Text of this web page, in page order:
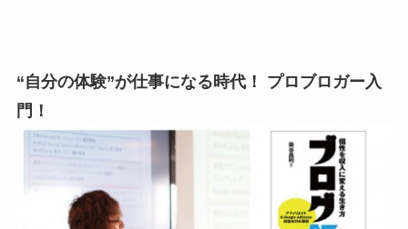
“自分の体験”が仕事になる時代！ プロブロガー入
門！